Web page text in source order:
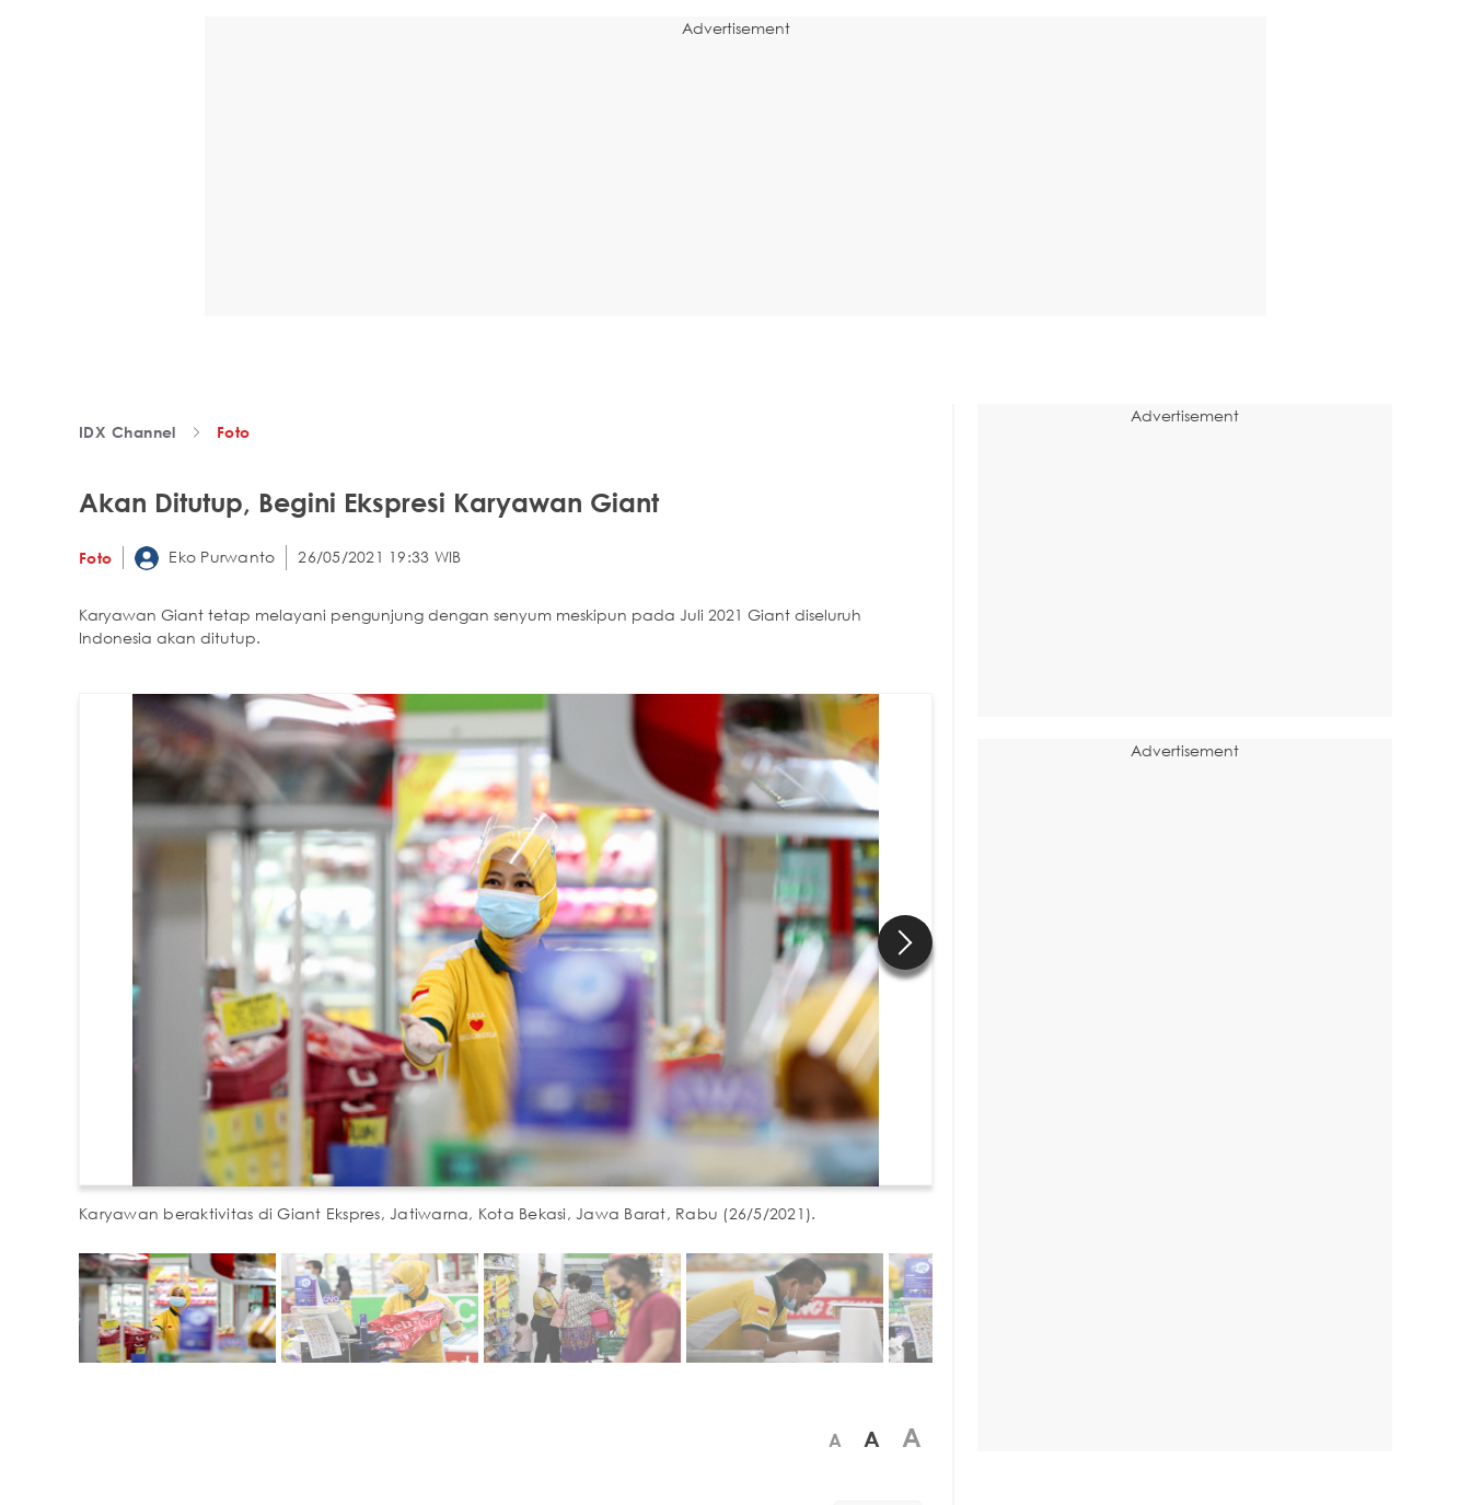
Advertisement
IDX Channel Foto
Akan Ditutup, Begini Ekspresi Karyawan Giant
Foto Eko Purwanto 26/05/2021 19:33 WIB
Karyawan Giant tetap melayani pengunjung dengan senyum meskipun pada Juli 2021 Giant diseluruh
Indonesia akan ditutup.
Karyawan beraktivitas di Giant Ekspres, Jatiwarna, Kota Bekasi, Jawa Barat, Rabu (26/5/2021).
A A A
Advertisement
Advertisement